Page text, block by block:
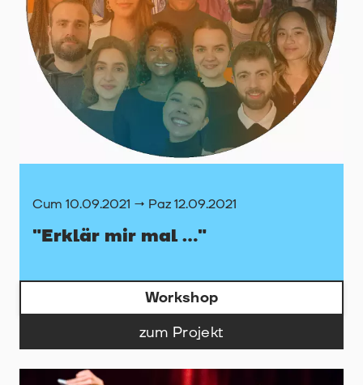
Cum 10.09.2021 → Paz 12.09.2021
"Erklär mir mal ..."
Workshop
zum Projekt